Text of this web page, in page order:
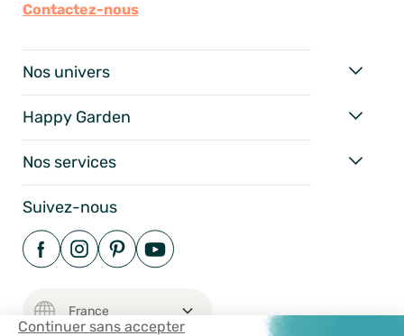
Continuer sans accepter
Contactez-nous
Nos univers
Happy Garden
Nos services
Suivez-nous